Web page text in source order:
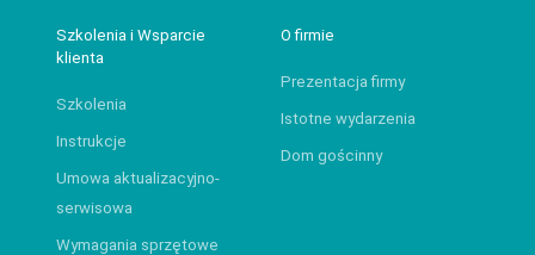
Szkolenia i Wsparcie
klienta
Szkolenia
Instrukcje
Umowa aktualizacyjno-
serwisowa
Wymagania sprzętowe
O firmie
Prezentacja firmy
Istotne wydarzenia
Dom gościnny